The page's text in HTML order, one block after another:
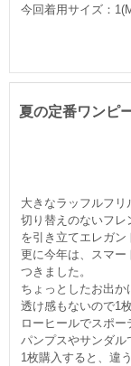
今回着用サイズ：
夏の定番ワンピ
大きなラッフルフリ
切り替えのないフレ
を引き立てエレガン
更に今年は、スマ
つきました。
ちょっとしたお出か
透け感もないので1
ローヒールでスポー
パンプスやサンダル
1枚購入すると、違